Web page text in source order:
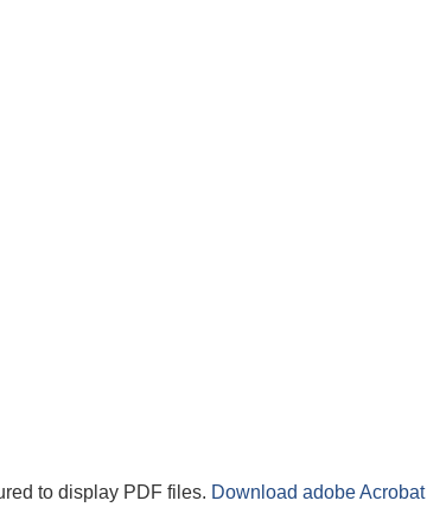
to display PDF files. Download adobe Acrobat